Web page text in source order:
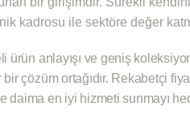
kadrosu ile sektöre değer
ürün anlayışı ve geniş
çözüm ortağıdır. Rekabetçi
daima en iyi hizmeti sunmayı